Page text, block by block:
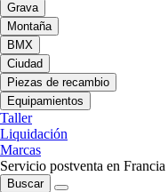
Grava
Montaña
BMX
Ciudad
Piezas de recambio
Equipamientos
Taller
Liquidación
Marcas
Servicio postventa en Francia
Buscar